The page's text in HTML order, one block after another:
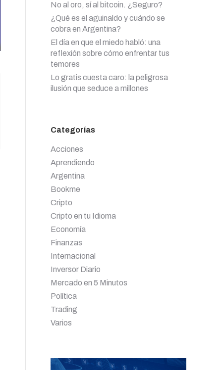
No al oro, sí al bitcoin. ¿Seguro?
¿Qué es el aguinaldo y cuándo se
cobra en Argentina?
El día en que el miedo habló: una
reflexión sobre cómo enfrentar tus
temores
Lo gratis cuesta caro: la peligrosa
ilusión que seduce a millones
Categorías
Acciones
Aprendiendo
Argentina
Bookme
Cripto
Cripto en tu Idioma
Economía
Finanzas
Internacional
Inversor Diario
Mercado en 5 Minutos
Política
Trading
Varios